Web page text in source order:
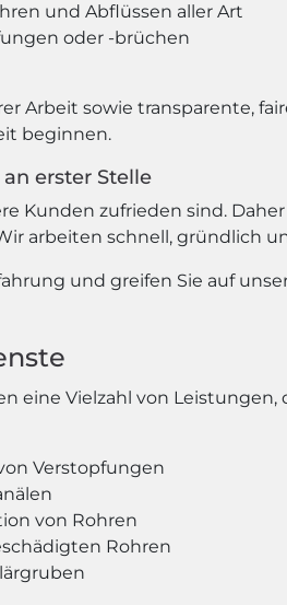
und Abflüssen aller Art
oder -brüchen
Arbeit sowie transparente,
beginnen.
erster Stelle
Kunden zufrieden sind.
arbeiten schnell, gründlich
und greifen Sie auf
eine Vielzahl von
Verstopfungen
von Rohren
Rohren